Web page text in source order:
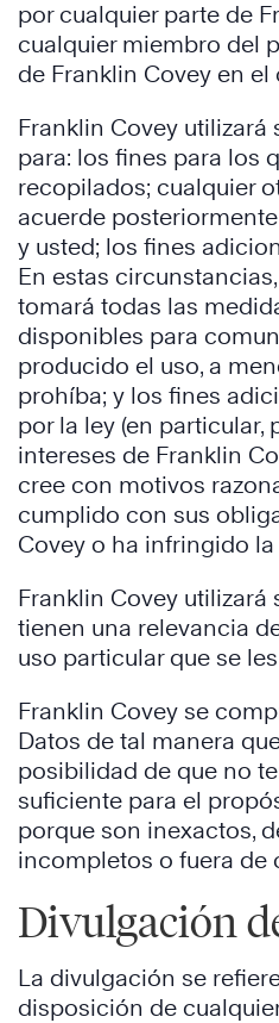
por cualquier parte de
cualquier miembro del
de Franklin Covey en el
Franklin Covey
para: los fines para los
recopilados; cualquier
acuerde
y usted; los fines
En estas
tomará todas las
disponibles para
producido el uso, a
prohíba; y los fines
por la ley (en particular,
intereses de Franklin
cree con motivos
cumplido con sus
Covey o ha infringido la
Franklin Covey utilizará
tienen una relevancia
uso particular que se
Franklin Covey se
Datos de tal manera
posibilidad de que no
suficiente para el
porque son inexactos,
incompletos o fuera de
Divulgación
La divulgación se
disposición de